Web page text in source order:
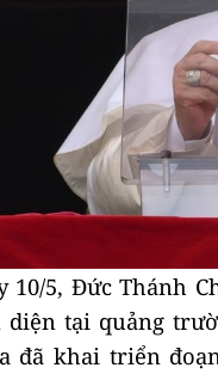
10/5, Đức Thánh
tại quảng
đã khai triển